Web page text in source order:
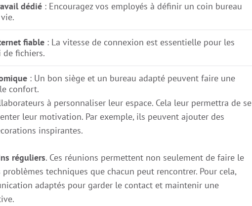
dédié : Encouragez vos employés à définir un coin bureau
fiable : La vitesse de connexion est essentielle pour les
de fichiers.
: Un bon siège et un bureau adapté peuvent faire une
confort.
à personnaliser leur espace. Cela leur permettra de se
leur motivation. Par exemple, ils peuvent ajouter des
inspirantes.
réguliers. Ces réunions permettent non seulement de faire le
techniques que chacun peut rencontrer. Pour cela,
adaptés pour garder le contact et maintenir une